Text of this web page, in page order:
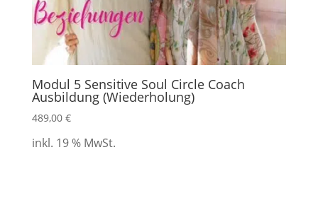
Modul 5 Sensitive Soul Circle Coach
Ausbildung (Wiederholung)
489,00 €
inkl. 19 % MwSt.